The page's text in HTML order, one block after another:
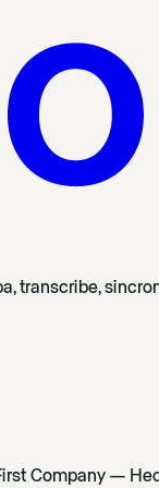
transcribe,
Company —